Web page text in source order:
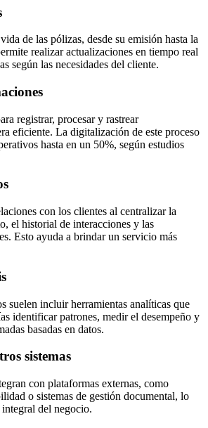
de las pólizas, desde su emisión hasta la
realizar actualizaciones en tiempo real
según las necesidades del cliente.
registrar, procesar y rastrear
eficiente. La digitalización de este proceso
hasta en un 50%, según estudios
con los clientes al centralizar la
el historial de interacciones y las
Esto ayuda a brindar un servicio más
suelen incluir herramientas analíticas que
identificar patrones, medir el desempeño y
basadas en datos.
sistemas
con plataformas externas, como
o sistemas de gestión documental, lo
del negocio.